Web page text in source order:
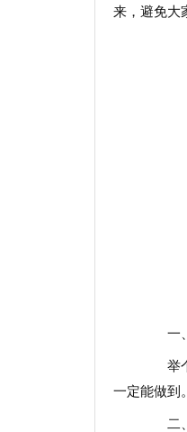
来，避免大
一、
举个
一定能做到。
二、